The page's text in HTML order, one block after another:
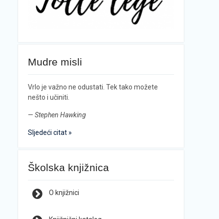
Mudre misli
Vrlo je važno ne odustati. Tek tako možete
nešto i učiniti.
— Stephen Hawking
Sljedeći citat »
Školska knjižnica
O knjižnici